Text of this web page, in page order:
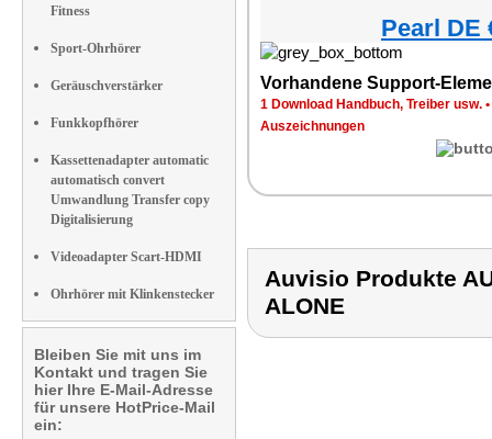
Fitness
Sport-Ohrhörer
Geräuschverstärker
Funkkopfhörer
Kassettenadapter automatic
automatisch convert
Umwandlung Transfer copy
Digitalisierung
Videoadapter Scart-HDMI
Ohrhörer mit Klinkenstecker
Bleiben Sie mit uns im
Kontakt und tragen Sie
hier Ihre E-Mail-Adresse
für unsere HotPrice-Mail
ein:
Pearl DE
Vorhandene Support-
1 Download Handbuch, Treiber usw. •
Auszeichnungen
Auvisio Produkte
ALONE